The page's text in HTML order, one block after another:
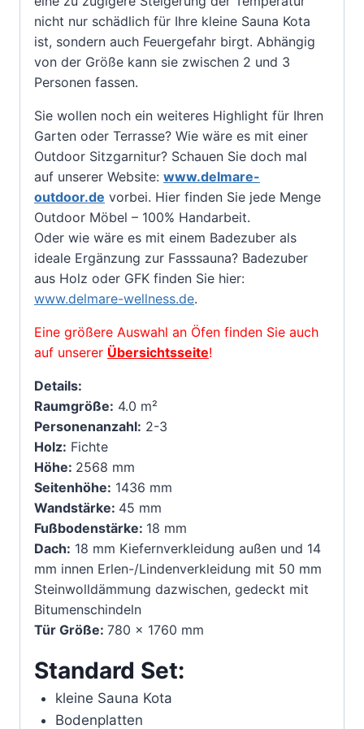
nicht nur schädlich für Ihre kleine Sauna Kota
ist, sondern auch Feuergefahr birgt. Abhängig
von der Größe kann sie zwischen 2 und 3
Personen fassen.
Sie wollen noch ein weiteres Highlight für Ihren
Garten oder Terrasse? Wie wäre es mit einer
Outdoor Sitzgarnitur? Schauen Sie doch mal
auf unserer Website: www.delmare-
outdoor.de vorbei. Hier finden Sie jede Menge
Outdoor Möbel – 100% Handarbeit.
Oder wie wäre es mit einem Badezuber als
ideale Ergänzung zur Fasssauna? Badezuber
aus Holz oder GFK finden Sie hier:
www.delmare-wellness.de.
Eine größere Auswahl an Öfen finden Sie auch
auf unserer Übersichtsseite!
Details:
Raumgröße: 4.0 m²
Personenanzahl: 2-3
Holz: Fichte
Höhe: 2568 mm
Seitenhöhe: 1436 mm
Wandstärke: 45 mm
Fußbodenstärke: 18 mm
Dach: 18 mm Kiefernverkleidung außen und 14
mm innen Erlen-/Lindenverkleidung mit 50 mm
Steinwolldämmung dazwischen, gedeckt mit
Bitumenschindeln
Tür Größe: 780 x 1760 mm
Standard Set:
kleine Sauna Kota
Bodenplatten